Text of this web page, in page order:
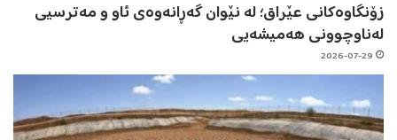
زۆنگاوەکانی عێراق؛ لە نێوان گەڕانەوەی ئاو و مەترسیی
لەناوچوونی هەمیشەیی
2026-07-29